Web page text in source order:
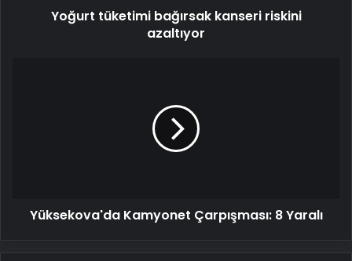
Yoğurt tüketimi bağırsak kanseri riskini
azaltıyor
Yüksekova'da Kamyonet Çarpışması: 8 Yaralı